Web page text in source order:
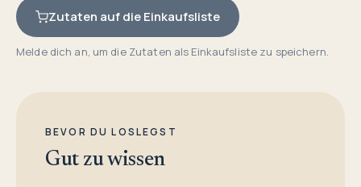
Zutaten auf die Einkaufsliste
Melde dich an, um die Zutaten als Einkaufsliste zu speichern.
BEVOR DU LOSLEGST
Gut zu wissen